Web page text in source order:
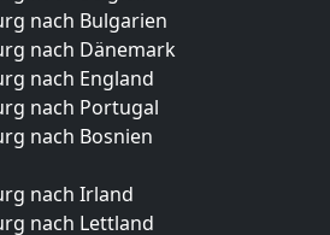
nach Bulgarien
nach Dänemark
nach England
nach Portugal
nach Bosnien
nach Irland
nach Lettland